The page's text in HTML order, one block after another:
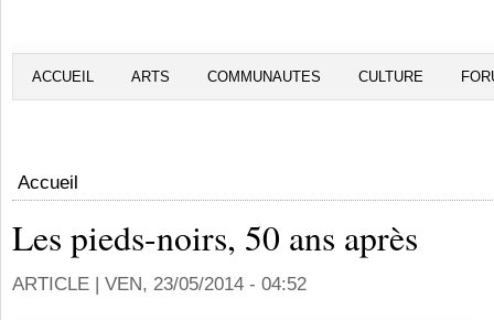
ACCUEIL ARTS COMMUNAUTES CULTURE
Accueil
Les pieds-noirs, 50 ans après
ARTICLE | VEN, 23/05/2014 - 04:52